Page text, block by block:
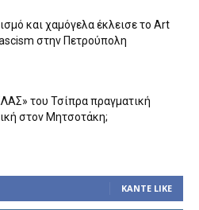
και χαμόγελα έκλεισε το Art
στην Πετρούπολη
του Τσίπρα πραγματική
στον Μητσοτάκη;
ΚΆΝΤΕ LIKE